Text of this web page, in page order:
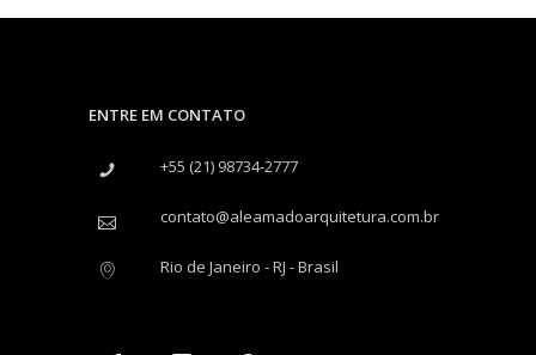
ENTRE EM CONTATO
+55 (21) 98734-2777
contato@aleamadoarquitetura.com.br
Rio de Janeiro - RJ - Brasil